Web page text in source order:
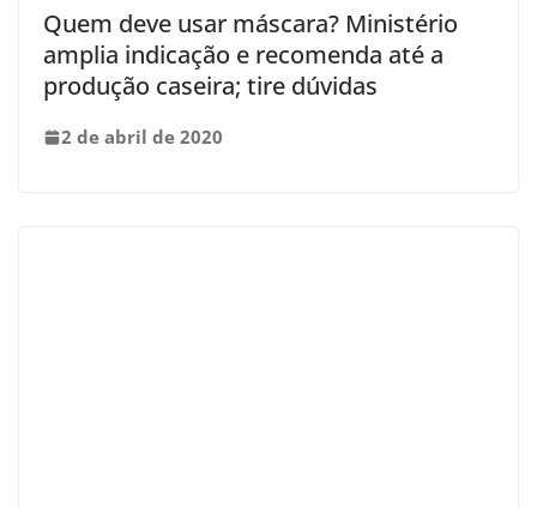
Quem deve usar máscara? Ministério
amplia indicação e recomenda até a
produção caseira; tire dúvidas
2 de abril de 2020